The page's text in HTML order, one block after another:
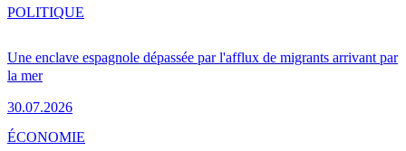
Une enclave espagnole dépassée par l'afflux de migrants arrivant par
la mer
30.07.2026
POLITIQUE
ÉCONOMIE